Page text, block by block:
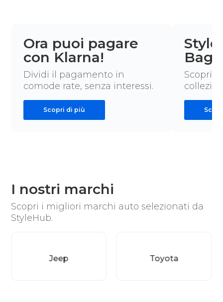
Ora puoi pagare
con Klarna!
Dividi il pagamento in
comode rate, senza interessi.
Scopri di più
Bag
Scopri
I nostri marchi
Scopri i migliori marchi auto selezionati da
StyleHub.
Toyota Nissan